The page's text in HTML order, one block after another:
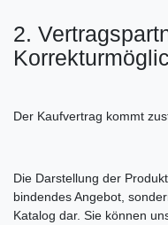
2.
Der Kaufvertrag kommt
Die Darstellung der
bindendes Angebot,
Katalog dar. Sie können